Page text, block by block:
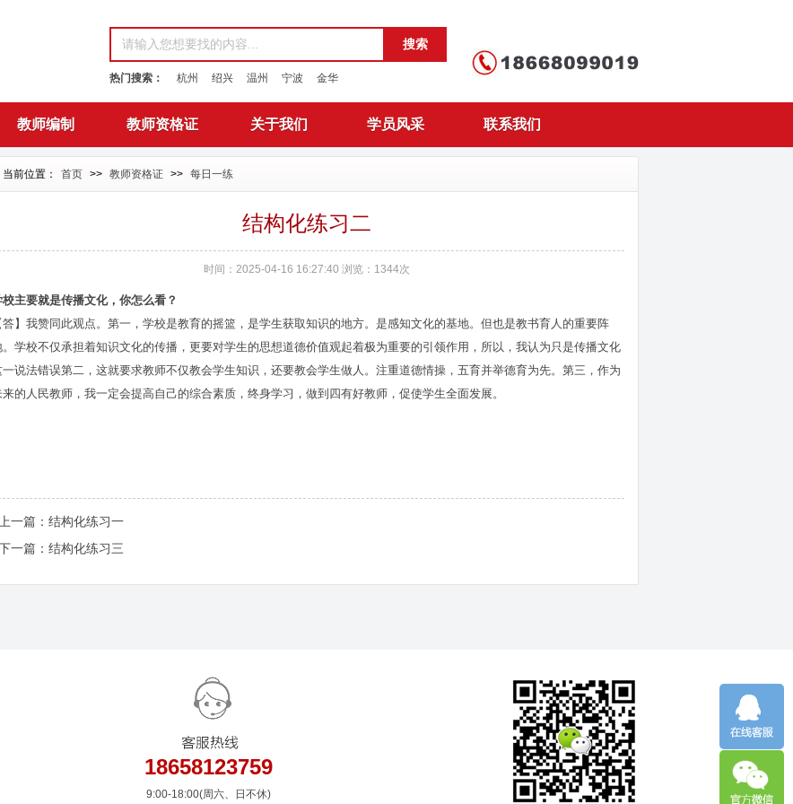
搜索
热门搜索： 杭州 绍兴 温州 宁波 金华
教师编制 教师资格证 关于我们 学员风采 联系我们
当前位置： 首页 >> 教师资格证 >> 每日一练
结构化练习二
时间：2025-04-16 16:27:40 浏览： 1344次
校主要就是传播文化，你怎么看？
答】我赞同此观点。第一，学校是教育的摇篮，是学生获取知识的地方。是感知文化的基地。但也是教书育人的重要阵
。学校不仅承担着知识文化的传播，更要对学生的思想道德价值观起着极为重要的引领作用，所以，我认为只是传播文化
一说法错误第二，这就要求教师不仅教会学生知识，还要教会学生做人。注重道德情操，五育并举德育为先。第三，作为
来的人民教师，我一定会提高自己的综合素质，终身学习，做到四有好教师，促使学生全面发展。
上一篇： 结构化练习一
一篇： 结构化练习三
18658123759
9:00-18:00(周六、日不休)